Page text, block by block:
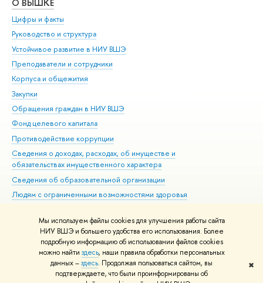
Мы используем файлы cookies для улучшения работы сайта
НИУ ВШЭ и большего удобства его использования. Более
подробную информацию об использовании файлов cookies
можно найти здесь, наши правила обработки персональных
данных –здесь. Продолжая пользоваться сайтом, вы
подтверждаете, что были проинформированы об
✖
О ВЫШКЕ
Цифры и факты
Руководство и структура
Устойчивое развитие в НИУ ВШЭ
Преподаватели и сотрудники
Корпуса и общежития
Закупки
Обращения граждан в НИУ ВШЭ
Фонд целевого капитала
Противодействие коррупции
Сведения о доходах, расходах, об имуществе и
обязательствах имущественного характера
Сведения об образовательной организации
Людям с ограниченными возможностями здоровья
Работа в Вышке